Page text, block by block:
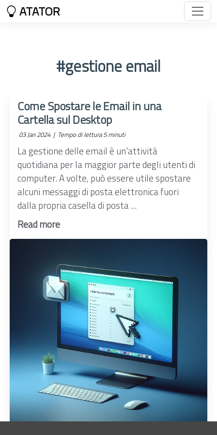
ATATOR
#gestione email
Come Spostare le Email in una
Cartella sul Desktop
03 Jan 2024 | Tempo di lettura 5 minuti
La gestione delle email è un'attività
quotidiana per la maggior parte degli utenti di
computer. A volte, può essere utile spostare
alcuni messaggi di posta elettronica fuori
dalla propria casella di posta ...
Read more